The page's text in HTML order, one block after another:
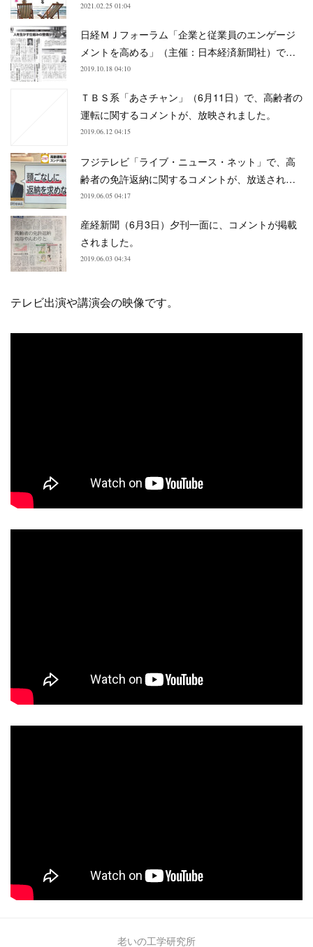
2021.02.25 01:04
日経ＭＪフォーラム「企業と従業員のエンゲージ
メントを高める」（主催：日本経済新聞社）で…
2019.10.18 04:10
ＴＢＳ系「あさチャン」（6月11日）で、高齢者の
運転に関するコメントが、放映されました。
2019.06.12 04:15
フジテレビ「ライブ・ニュース・ネット」で、高
齢者の免許返納に関するコメントが、放送され…
2019.06.05 04:17
産経新聞（6月3日）夕刊一面に、コメントが掲載
されました。
2019.06.03 04:34
テレビ出演や講演会の映像です。
老いの工学研究所